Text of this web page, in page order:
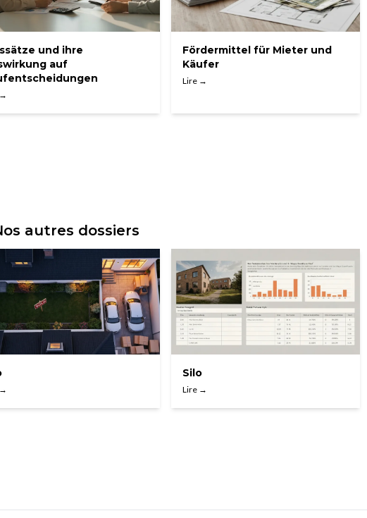
und ihre
auf
Fördermittel für Mieter und
Käufer
Lire →
autres dossiers
Silo
Lire →